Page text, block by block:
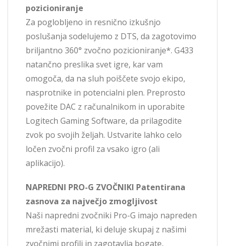
pozicioniranje
Za poglobljeno in resnično izkušnjo
poslušanja sodelujemo z DTS, da zagotovimo
briljantno 360° zvočno pozicioniranje*. G433
natančno preslika svet igre, kar vam
omogoča, da na sluh poiščete svojo ekipo,
nasprotnike in potencialni plen. Preprosto
povežite DAC z računalnikom in uporabite
Logitech Gaming Software, da prilagodite
zvok po svojih željah. Ustvarite lahko celo
ločen zvočni profil za vsako igro (ali
aplikacijo).
NAPREDNI PRO-G ZVOČNIKI Patentirana
zasnova za največjo zmogljivost
Naši napredni zvočniki Pro-G imajo napreden
mrežasti material, ki deluje skupaj z našimi
zvočnimi profili in zagotavlja bogate,